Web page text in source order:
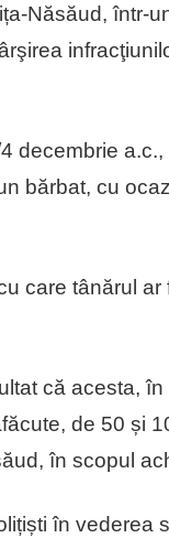
Năsăud, într-
decembrie
bărbat, cu
care tânărul
că acesta,
de 50 și
în scopul
în vederea